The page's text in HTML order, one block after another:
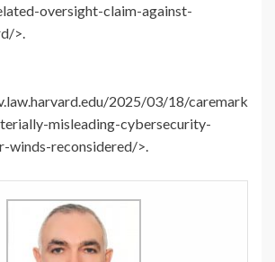
oversight-claim-against-
>.
2025/03/18/caremark
misleading-cybersecurity-
winds-reconsidered/>.